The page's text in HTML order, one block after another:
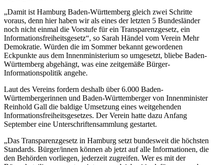
„Damit ist Hamburg Baden-Württemberg gleich zwei Schritte
voraus, denn hier haben wir als eines der letzten 5 Bundesländer
noch nicht einmal die Vorstufe für ein Transparenzgesetz, ein
Informationsfreiheitsgesetz“, so Sarah Händel vom Verein Mehr
Demokratie. Würden die im Sommer bekannt gewordenen
Eckpunkte aus dem Innenministerium so umgesetzt, bliebe Baden-
Württemberg abgehängt, was eine zeitgemäße Bürger-
Informationspolitik angehe.
Laut des Vereins fordern deshalb über 6.000 Baden-
Württembergerinnen und Baden-Württemberger von Innenminister
Reinhold Gall die baldige Umsetzung eines weitgehenden
Informationsfreiheitsgesetzes. Der Verein hatte dazu Anfang
September eine Unterschriftensammlung gestartet.
„Das Transparenzgesetz in Hamburg setzt bundesweit die höchsten
Standards. Bürger/innen können ab jetzt auf alle Informationen, die
den Behörden vorliegen, jederzeit zugreifen. Wer es mit der